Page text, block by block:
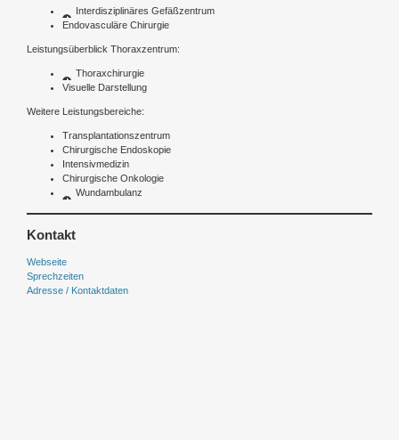
Interdisziplinäres Gefäßzentrum
Endovasculäre Chirurgie
Leistungsüberblick Thoraxzentrum:
Thoraxchirurgie
Visuelle Darstellung
Weitere Leistungsbereiche:
Transplantationszentrum
Chirurgische Endoskopie
Intensivmedizin
Chirurgische Onkologie
Wundambulanz
Kontakt
Webseite
Sprechzeiten
Adresse / Kontaktdaten